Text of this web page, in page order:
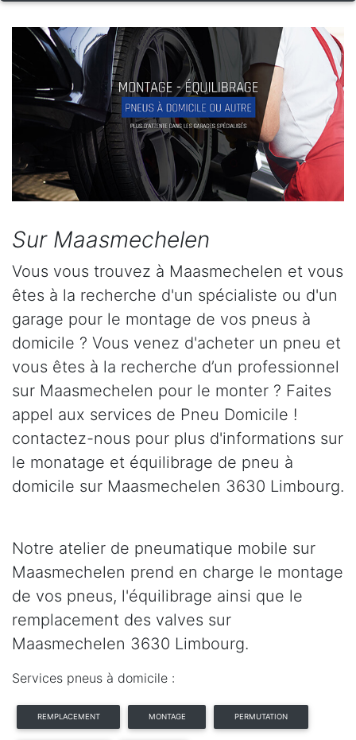
Sur Maasmechelen
Vous vous trouvez à Maasmechelen et vous
êtes à la recherche d'un spécialiste ou d'un
garage pour le montage de vos pneus à
domicile ? Vous venez d'acheter un pneu et
vous êtes à la recherche d’un professionnel
sur Maasmechelen pour le monter ? Faites
appel aux services de Pneu Domicile !
contactez-nous pour plus d'informations sur
le monatage et équilibrage de pneu à
domicile sur Maasmechelen 3630 Limbourg.
Notre atelier de pneumatique mobile sur
Maasmechelen prend en charge le montage
de vos pneus, l'équilibrage ainsi que le
remplacement des valves sur
Maasmechelen 3630 Limbourg.
Services pneus à domicile :
REMPLACEMENT MONTAGE PERMUTATION